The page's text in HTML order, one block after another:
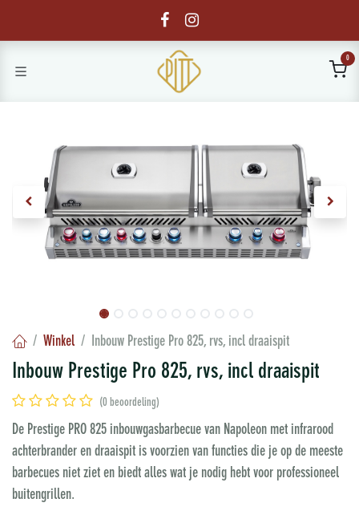
0
Winkel Inbouw Prestige Pro 825, rvs, incl draaispit
Inbouw Prestige Pro 825, rvs, incl draaispit
(0 beoordeling)
De Prestige PRO 825 inbouwgasbarbecue van Napoleon met infrarood
achterbrander en draaispit is voorzien van functies die je op de meeste
barbecues niet ziet en biedt alles wat je nodig hebt voor professioneel
buitengrillen.